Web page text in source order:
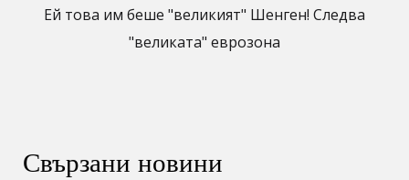
Ей това им беше "великият" Шенген! Следва
"великата" еврозона
Свързани новини